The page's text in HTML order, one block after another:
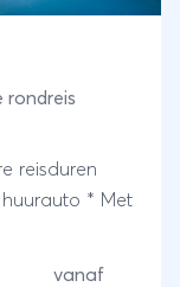
rondreis
reisduren
* Met
vanaf